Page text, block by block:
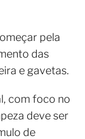
pela
das
e gavetas.
com foco no
deve ser
de